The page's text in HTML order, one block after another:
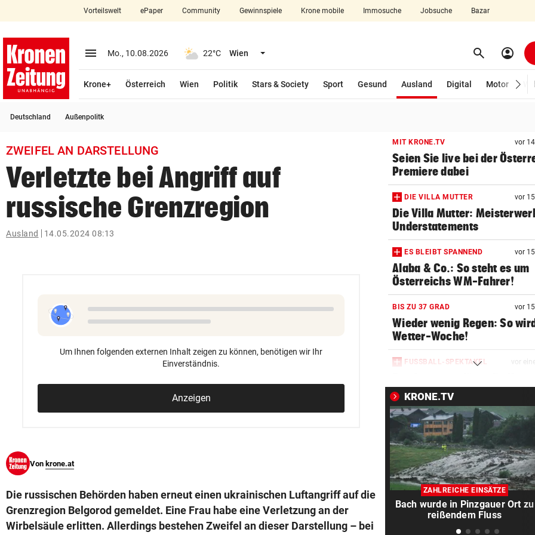
closeSchließen
account_circle Anmelden
arrow_right
bookmark
search
Suchbegriff
eingeben
Vorteilswelt ePaper Community Gewinnspiele Krone mobile Immosuche Jobsuche Bazar
menu Menü aufklappen
Mo., 10.08.2026 22°C Wien Menü aufklappen search Suchen
account_circle
Krone+ Österreich Wien Politik Stars & Society Sport Gesund Ausland
Digital
Motor
Deutschland Außenpolitk
ZWEIFEL AN DARSTELLUNG
Verletzte bei Angriff auf
russische Grenzregion
Ausland 14.05.2024 08:13
Um Ihnen folgenden externen Inhalt zeigen zu können, benötigen wir Ihr
Einverständnis.
Anzeigen
Von krone.at
Die russischen Behörden haben erneut einen ukrainischen Luftangriff auf die
Grenzregion Belgorod gemeldet. Eine Frau habe eine Verletzung an der
Wirbelsäule erlitten. Allerdings bestehen Zweifel an dieser Darstellung – bei
MIT KRONE.TV vor
Seien Sie live bei der
Premiere dabei
DIE VILLA MUTTER vor
Die Villa Mutter:
Understatements
ES BLEIBT SPANNEND vor
Alaba & Co.: So steht es um
Österreichs WM-Fahrer!
BIS ZU 37 GRAD vor
Wieder wenig Regen: So
Wetter-Woche!
FUSSBALL-SPEKTAKEL vor
Salzburg klingeln
IMPOSANTE SCHLANGE vor
Klimawandel eröffnet neue
für Äskulapnatter
STRIBL IM INTERVIEW vor
ORF-Sommergespräche:
überrascht heuer
KRONE.TV
ZAHLREICHE EINSÄTZE
Bach wurde in Pinzgauer Ort zu
reißendem Fluss